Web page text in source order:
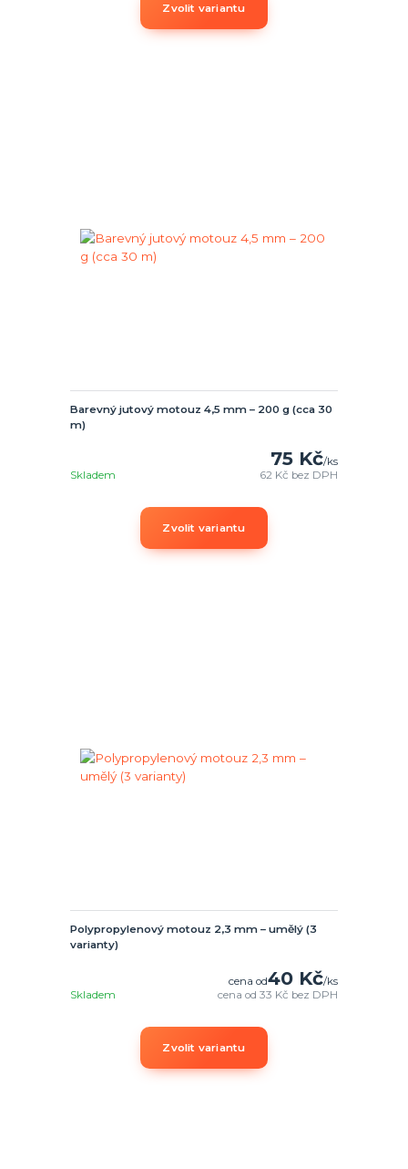
Zvolit variantu
Barevný jutový motouz 4,5 mm – 200 g (cca 30
m)
75 Kč/ks
62 Kč bez DPH
Skladem
Zvolit variantu
Polypropylenový motouz 2,3 mm – umělý (3
varianty)
cena od40 Kč/ks
cena od33 Kč bez DPH
Skladem
Zvolit variantu